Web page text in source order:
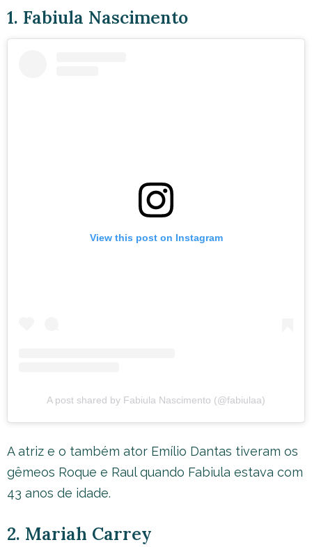
1. Fabiula Nascimento
View this post on Instagram
A post shared by Fabiula Nascimento (@fabiulaa)
A atriz e o também ator Emílio Dantas tiveram os
gêmeos Roque e Raul quando Fabiula estava com
43 anos de idade.
2. Mariah Carrey